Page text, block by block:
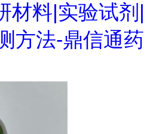
材料|实验试剂|
方法-鼎信通药